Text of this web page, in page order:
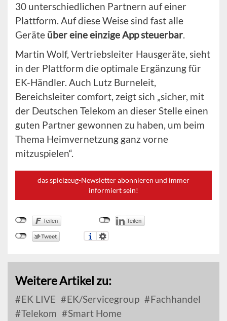
30 unterschiedlichen Partnern auf einer
Plattform. Auf diese Weise sind fast alle
Geräte über eine einzige App steuerbar.
Martin Wolf, Vertriebsleiter Hausgeräte, sieht
in der Plattform die optimale Ergänzung für
EK-Händler. Auch Lutz Burneleit,
Bereichsleiter comfort, zeigt sich „sicher, mit
der Deutschen Telekom an dieser Stelle einen
guten Partner gewonnen zu haben, um beim
Thema Heimvernetzung ganz vorne
mitzuspielen“.
das spielzeug-Newsletter abonnieren und immer
informiert sein!
Weitere Artikel zu:
EK LIVE EK/Servicegroup
Fachhandel
Telekom
Smart Home